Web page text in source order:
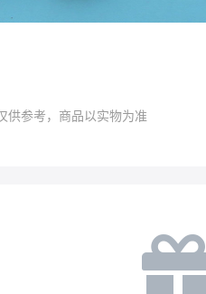
供参考，商品以实物为准